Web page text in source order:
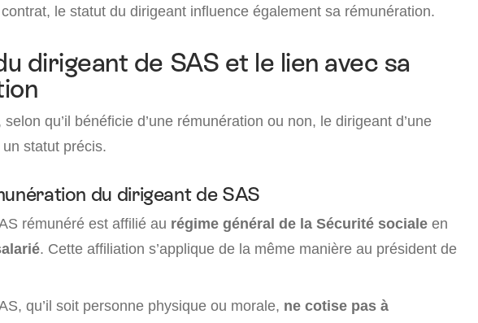
le statut du dirigeant influence également sa rémunération.
dirigeant de SAS et le lien avec sa
qu’il bénéficie d’une rémunération ou non, le dirigeant d’une
statut précis.
du dirigeant de SAS
rémunéré est affilié au régime général de la Sécurité sociale en
. Cette affiliation s’applique de la même manière au président de
qu’il soit personne physique ou morale, ne cotise pas à